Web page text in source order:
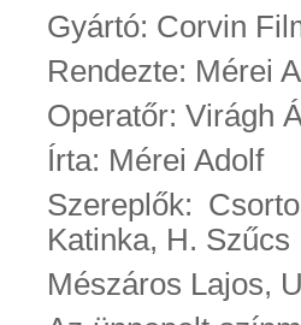
Gyártó: Corvin
Rendezte: Mérei
Operatőr: Virágh
Írta: Mérei Adolf
Szereplők:
Katinka, H.
Mészáros Lajos,